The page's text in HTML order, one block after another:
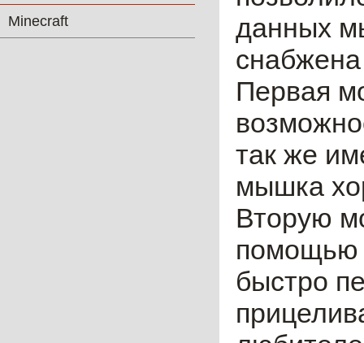
Minecraft
данных
Первая
так же
мышка
Вторую
помощью
быстро